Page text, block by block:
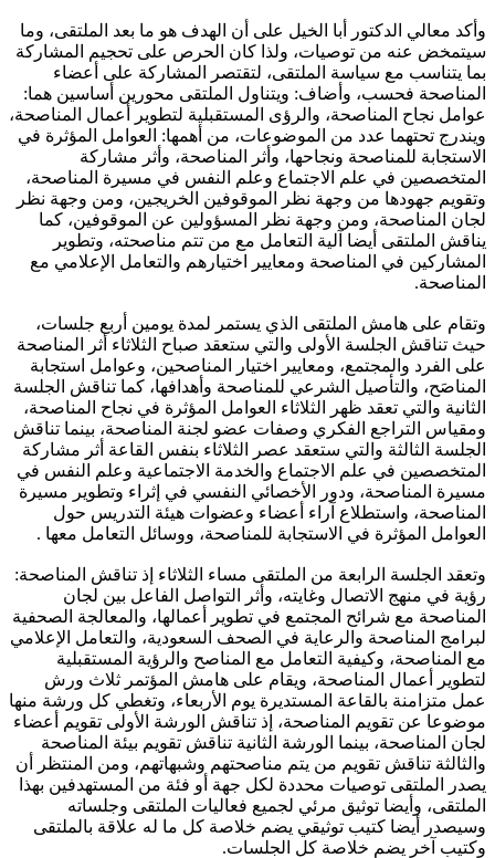
وأكد معالي الدكتور أبا الخيل على أن الهدف هو ما بعد الملتقى، وما
سيتمخض عنه من توصيات، ولذا كان الحرص على تحجيم المشاركة
بما يتناسب مع سياسة الملتقى، لتقتصر المشاركة على أعضاء
المناصحة فحسب، وأضاف: ويتناول الملتقى محورين أساسين هما:
عوامل نجاح المناصحة، والرؤى المستقبلية لتطوير أعمال المناصحة،
ويندرج تحتهما عدد من الموضوعات، من أهمها: العوامل المؤثرة في
الاستجابة للمناصحة ونجاحها، وأثر المناصحة، وأثر مشاركة
المتخصصين في علم الاجتماع وعلم النفس في مسيرة المناصحة،
وتقويم جهودها من وجهة نظر الموقوفين الخريجين، ومن وجهة نظر
لجان المناصحة، ومن وجهة نظر المسؤولين عن الموقوفين، كما
يناقش الملتقى أيضا آلية التعامل مع من تتم مناصحته، وتطوير
المشاركين في المناصحة ومعايير اختيارهم والتعامل الإعلامي مع
المناصحة.
وتقام على هامش الملتقى الذي يستمر لمدة يومين أربع جلسات،
حيث تناقش الجلسة الأولى والتي ستعقد صباح الثلاثاء أثر المناصحة
على الفرد والمجتمع، ومعايير اختيار المناصحين، وعوامل استجابة
المناصَح، والتأصيل الشرعي للمناصحة وأهدافها، كما تناقش الجلسة
الثانية والتي تعقد ظهر الثلاثاء العوامل المؤثرة في نجاح المناصحة،
ومقياس التراجع الفكري وصفات عضو لجنة المناصحة، بينما تناقش
الجلسة الثالثة والتي ستعقد عصر الثلاثاء بنفس القاعة أثر مشاركة
المتخصصين في علم الاجتماع والخدمة الاجتماعية وعلم النفس في
مسيرة المناصحة، ودور الأخصائي النفسي في إثراء وتطوير مسيرة
المناصحة، واستطلاع آراء أعضاء وعضوات هيئة التدريس حول
العوامل المؤثرة في الاستجابة للمناصحة، ووسائل التعامل معها .
وتعقد الجلسة الرابعة من الملتقى مساء الثلاثاء إذ تناقش المناصحة:
رؤية في منهج الاتصال وغايته، وأثر التواصل الفاعل بين لجان
المناصحة مع شرائح المجتمع في تطوير أعمالها، والمعالجة الصحفية
لبرامج المناصحة والرعاية في الصحف السعودية، والتعامل الإعلامي
مع المناصحة، وكيفية التعامل مع المناصح والرؤية المستقبلية
لتطوير أعمال المناصحة، ويقام على هامش المؤتمر ثلاث ورش
عمل متزامنة بالقاعة المستديرة يوم الأربعاء، وتغطي كل ورشة منها
موضوعا عن تقويم المناصحة، إذ تناقش الورشة الأولى تقويم أعضاء
لجان المناصحة، بينما الورشة الثانية تناقش تقويم بيئة المناصحة
والثالثة تناقش تقويم من يتم مناصحتهم وشبهاتهم، ومن المنتظر أن
يصدر الملتقى توصيات محددة لكل جهة أو فئة من المستهدفين بهذا
الملتقى، وأيضا توثيق مرئي لجميع فعاليات الملتقى وجلساته
وسيصدر أيضا كتيب توثيقي يضم خلاصة كل ما له علاقة بالملتقى
وكتيب آخر يضم خلاصة كل الجلسات.​